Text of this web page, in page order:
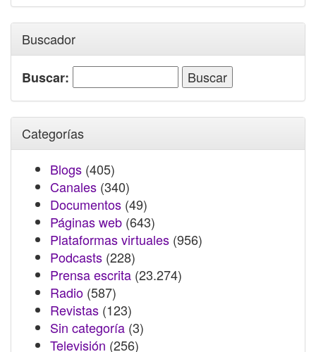
Buscador
Buscar:
Categorías
Blogs (405)
Canales (340)
Documentos (49)
Páginas web (643)
Plataformas virtuales (956)
Podcasts (228)
Prensa escrita (23.274)
Radio (587)
Revistas (123)
Sin categoría (3)
Televisión (256)